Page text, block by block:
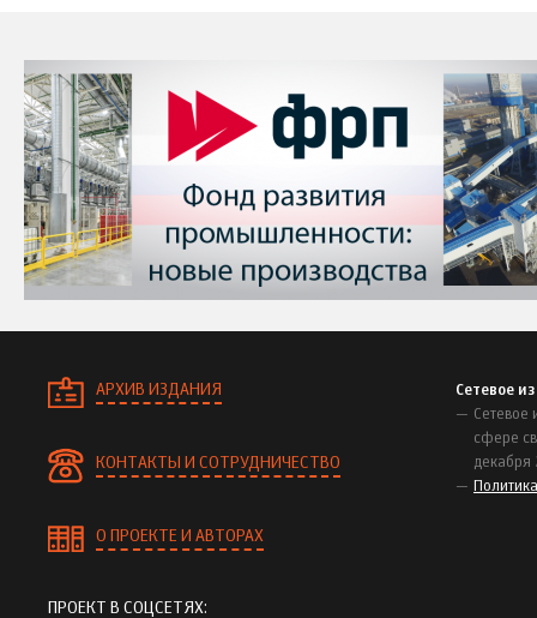
АРХИВ ИЗДАНИЯ
КОНТАКТЫ И СОТРУДНИЧЕСТВО
О ПРОЕКТЕ И АВТОРАХ
Сетевое
Сетевое
сфере
декабря
ПРОЕКТ В СОЦСЕТЯХ: